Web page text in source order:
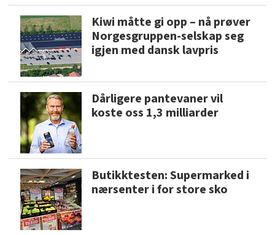
Kiwi måtte gi opp – nå prøver
Norgesgruppen-selskap seg
igjen med dansk lavpris
Dårligere pantevaner vil
koste oss 1,3 milliarder
Butikktesten: Supermarked i
nærsenter i for store sko